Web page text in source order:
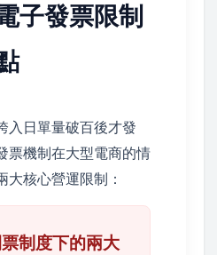
子發票限制
入日單量破百後才發
票機制在大型電商的情
大核心營運限制：
制度下的兩大